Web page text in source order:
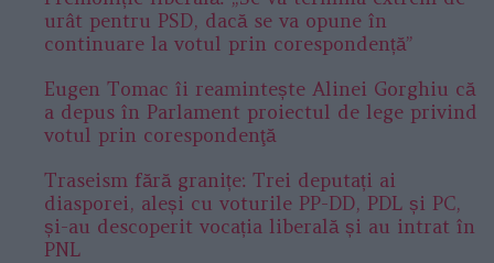
urât pentru PSD, dacă se va opune în
continuare la votul prin corespondență”
Eugen Tomac îi reamintește Alinei Gorghiu că
a depus în Parlament proiectul de lege privind
votul prin corespondenţă
Traseism fără granițe: Trei deputați ai
diasporei, aleși cu voturile PP-DD, PDL și PC,
și-au descoperit vocația liberală și au intrat în
PNL